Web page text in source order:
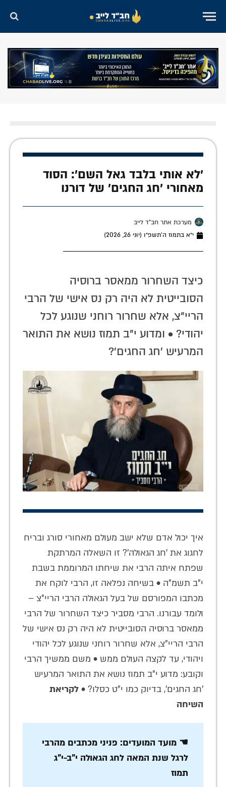
'לא אותי בלבד גאל השם': הסוד
מאחורי 'חג החגים' של דורנו
מערכת אתר חב"ד לייב
י״א בתמוז ה׳תשפ״ו (יוני 26, 2026)
כיצד השחרור ממאסר ברוסיה
הסובייטית לא היה רק נס אישי של הרבי
הריי"צ, אלא שחרור רוחני שנוגע לכל
יהודי? • ומדוע י"ב תמוז נושא את התואר
המרעיש 'חג החגים'?
איך יכול אדם שלא ישב מעולם מאחורי סורג ובריח
לחגוג את 'חג הגאולה'? זו השאלה המרתקת
שפתח איתה הרבי את שיחתו המרוממת בשבת
י"ב תשמ"ה • בשיחה נפלאה זו, הרבי לוקח את
מכתבו המפורסם של בעל הגאולה הרבי הריי"צ –
ולומד עבורנו. הרבי מסביר כיצד השחרור של הרבי
ממאסר ברוסיה הסובייטית לא היה רק נס אישי של
הרבי הריי"צ, אלא שחרור רוחני שנוגע לכל יהודי
ויהודי, עד לקצה העולם ממש • משם ממשיך הרבי
וקובע: מדוע י"ב תמוז נושא את התואר המרעיש
'חג החגים', בדיוק כמו י"ט כסלו? • לקריאת
השיחה
☚ מועד המועדים: פניני מכתבים מהרבי
לרגל שנת המאה לחג הגאולה י"ב-י"ג
תמוז